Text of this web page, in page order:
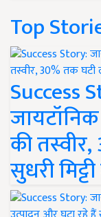
Top
Success
की
सुधरी